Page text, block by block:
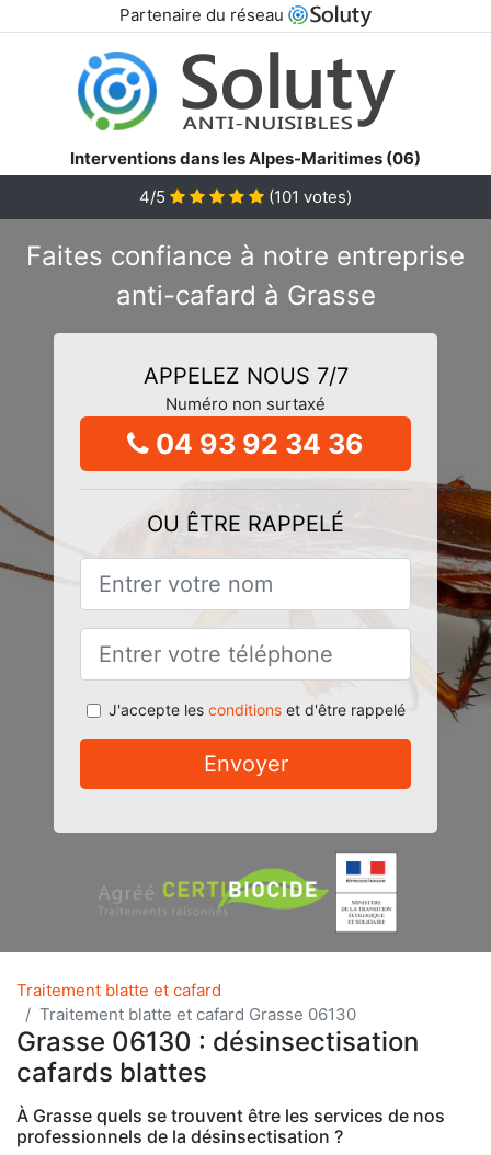
Partenaire du réseau
Interventions dans les Alpes-Maritimes (06)
4/5
(101 votes)
Faites confiance à notre entreprise
anti-cafard à Grasse
APPELEZ NOUS 7/7
Numéro non surtaxé
04 93 92 34 36
OU ÊTRE RAPPELÉ
J'accepte les conditionset d'être rappelé
Envoyer
Traitement blatte et cafard
Traitement blatte et cafard Grasse 06130
Grasse 06130 : désinsectisation
cafards blattes
À Grasse quels se trouvent être les services de nos
professionnels de la désinsectisation ?